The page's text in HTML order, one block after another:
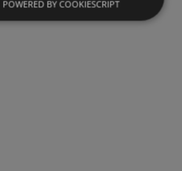
POWERED BY COOKIESCRIPT